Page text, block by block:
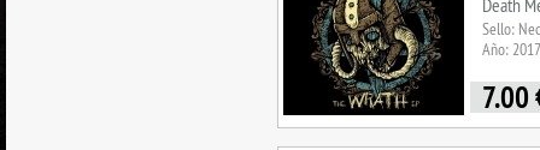
Death
Sello:
Año: 2017
7.00